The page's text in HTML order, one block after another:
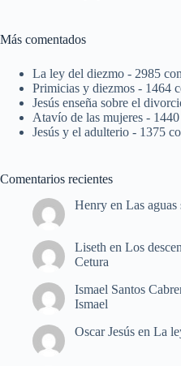
Más comentados
La ley del diezmo - 2985
Primicias y diezmos - 1464
Jesús enseña sobre el
Atavío de las mujeres -
Jesús y el adulterio - 1375
Comentarios recientes
Henry en Las aguas
Liseth en Los
Cetura
Ismael Santos
Ismael
Oscar Jesús en La